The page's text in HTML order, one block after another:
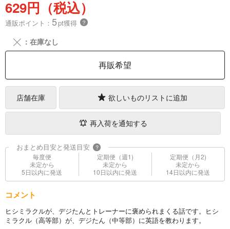
629円（税込）
通販ポイント： 5pt獲得 ？
╳ ：在庫なし
再販希望
店舗在庫 欲しいものリストに追加
再入荷を通知する
おまとめ目安と発送目安 ?
毎度便
未定から
5日以内に発送
定期便（週1)
未定から
10日以内に発送
定期便（月2)
未定から
14日以内に発送
コメント
ヒシミラクルが、デジたんとトレーナーに褒められまくる話です。ヒシ
ミラクル（高等部）が、デジたん（中等部）に英語を教わります。